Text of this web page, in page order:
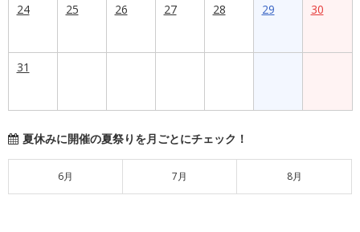
24 25 26 27 28 29 30
31
夏休みに開催の夏祭りを月ごとにチェック！
6月 7月 8月